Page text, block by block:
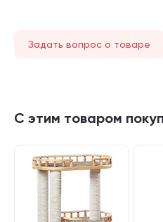
Задать вопрос о товаре
С этим товаром